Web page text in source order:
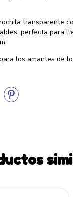
transparente
perfecta para
los amantes de